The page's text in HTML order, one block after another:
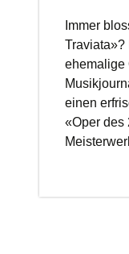
Immer
Traviata»?
ehemalige
einen
«Oper des